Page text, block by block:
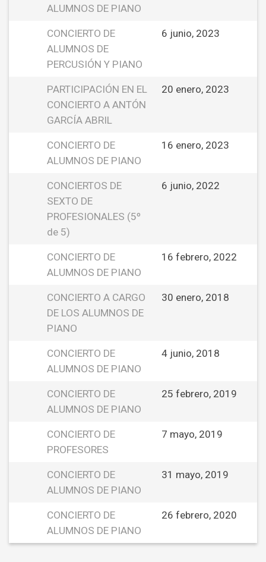
ALUMNOS DE PIANO
CONCIERTO DE
ALUMNOS DE
PERCUSIÓN Y PIANO
6 junio, 2023
PARTICIPACIÓN EN EL
CONCIERTO A ANTÓN
GARCÍA ABRIL
20 enero, 2023
CONCIERTO DE
ALUMNOS DE PIANO
16 enero, 2023
CONCIERTOS DE
SEXTO DE
PROFESIONALES (5º
de 5)
6 junio, 2022
CONCIERTO DE
ALUMNOS DE PIANO
16 febrero, 2022
CONCIERTO A CARGO
DE LOS ALUMNOS DE
PIANO
30 enero, 2018
CONCIERTO DE
ALUMNOS DE PIANO
4 junio, 2018
CONCIERTO DE
ALUMNOS DE PIANO
25 febrero, 2019
CONCIERTO DE
PROFESORES
7 mayo, 2019
CONCIERTO DE
ALUMNOS DE PIANO
31 mayo, 2019
CONCIERTO DE
ALUMNOS DE PIANO
26 febrero, 2020